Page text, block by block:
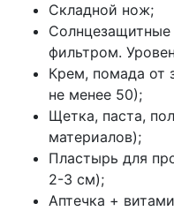
Складной нож;
фильтром.
Крем, помада от
не менее 50);
Щетка, паста,
материалов);
Пластырь для
2-3 см);
Аптечка +